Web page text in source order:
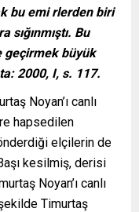
bu emi rlerden biri
Bu
geçirmek büyük
2000, I, s. 117.
Noyan’ı canlı
hapsedilen
elçilerin de
kesilmiş, derisi
Noyan’ı canlı
Timurtaş